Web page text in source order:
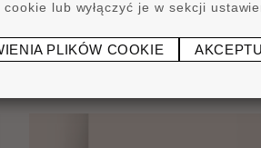
cookie lub wyłączyć je w sekcji
PLIKÓW COOKIE